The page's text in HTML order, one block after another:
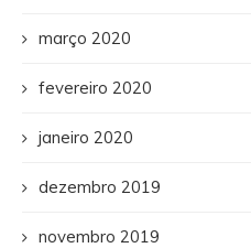
março 2020
fevereiro 2020
janeiro 2020
dezembro 2019
novembro 2019